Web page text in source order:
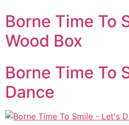
Borne Time To
Wood Box
Borne Time To
Dance